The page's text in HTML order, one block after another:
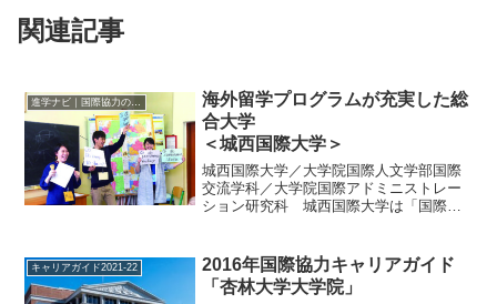
関連記事
海外留学プログラムが充実した総
合大学
＜城西国際大学＞
城西国際大学／大学院国際人文学部国際
交流学科／大学院国際アドミニストレー
ション研究科 城西国際大学は「国際
ビジョンから成る中期目標を掲げてい
る。国際系（国際人文学部・観...
キャリアガイド2021-22
2016年国際協力キャリアガイド
「杏林大学大学院」